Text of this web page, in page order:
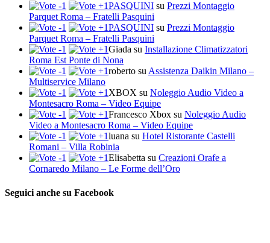
PASQUINI su Prezzi Montaggio
Parquet Roma – Fratelli Pasquini
PASQUINI su Prezzi Montaggio
Parquet Roma – Fratelli Pasquini
Giada su Installazione Climatizzatori
Roma Est Ponte di Nona
roberto su Assistenza Daikin Milano –
Multiservice Milano
XBOX su Noleggio Audio Video a
Montesacro Roma – Video Equipe
Francesco Xbox su Noleggio Audio
Video a Montesacro Roma – Video Equipe
luana su Hotel Ristorante Castelli
Romani – Villa Robinia
Elisabetta su Creazioni Orafe a
Cornaredo Milano – Le Forme dell’Oro
Seguici anche su Facebook